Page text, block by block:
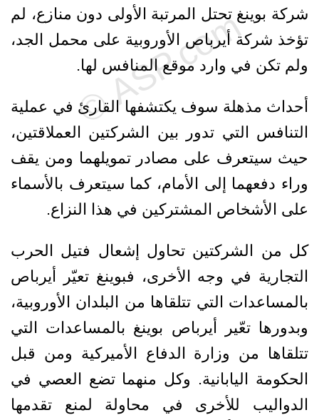
شركة بوينغ تحتل المرتبة الأولى دون منازع، لم
تؤخذ شركة أيرباص الأوروبية على محمل الجد،
ولم تكن في وارد موقع المنافس لها.
أحداث مذهلة سوف يكتشفها القارئ في عملية
التنافس التي تدور بين الشركتين العملاقتين،
حيث سيتعرف على مصادر تمويلهما ومن يقف
وراء دفعهما إلى الأمام، كما سيتعرف بالأسماء
على الأشخاص المشتركين في هذا النزاع.
كل من الشركتين تحاول إشعال فتيل الحرب
التجارية في وجه الأخرى، فبوينغ تعيّر أيرباص
بالمساعدات التي تتلقاها من البلدان الأوروبية،
وبدورها تعّير أيرباص بوينغ بالمساعدات التي
تتلقاها من وزارة الدفاع الأميركية ومن قبل
الحكومة اليابانية. وكل منهما تضع العصي في
الدواليب للأخرى في محاولة لمنع تقدمها